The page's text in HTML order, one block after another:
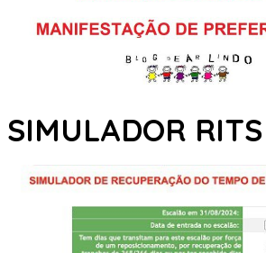
SIMULADOR RITS